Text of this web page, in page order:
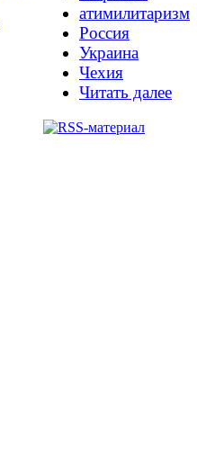
атимилитаризм
Россия
Украина
Чехия
Читать далее